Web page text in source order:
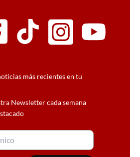
más recientes en tu
Newsletter cada semana